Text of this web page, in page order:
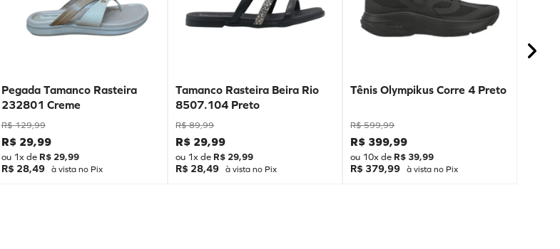
Pegada Tamanco Rasteira
232801 Creme
R$ 129,99
R$ 29,99
ou 1x de R$ 29,99
R$ 28,49 à vista no Pix
Tamanco Rasteira Beira Rio
8507.104 Preto
R$ 89,99
R$ 29,99
ou 1x de R$ 29,99
R$ 28,49 à vista no Pix
Tênis Olympikus Corre 4 Preto
R$ 599,99
R$ 399,99
ou 10x de R$ 39,99
R$ 379,99 à vista no Pix